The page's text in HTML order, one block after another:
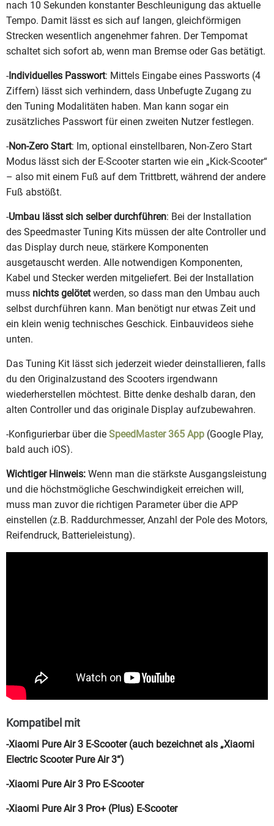
nach 10 Sekunden konstanter Beschleunigung das aktuelle
Tempo. Damit lässt es sich auf langen, gleichförmigen
Strecken wesentlich angenehmer fahren. Der Tempomat
schaltet sich sofort ab, wenn man Bremse oder Gas betätigt.
-Individuelles Passwort: Mittels Eingabe eines Passworts (4
Ziffern) lässt sich verhindern, dass Unbefugte Zugang zu
den Tuning Modalitäten haben. Man kann sogar ein
zusätzliches Passwort für einen zweiten Nutzer festlegen.
-Non-Zero Start: Im, optional einstellbaren, Non-Zero Start
Modus lässt sich der E-Scooter starten wie ein „Kick-Scooter“
– also mit einem Fuß auf dem Trittbrett, während der andere
Fuß abstößt.
-Umbau lässt sich selber durchführen: Bei der Installation
des Speedmaster Tuning Kits müssen der alte Controller und
das Display durch neue, stärkere Komponenten
ausgetauscht werden. Alle notwendigen Komponenten,
Kabel und Stecker werden mitgeliefert. Bei der Installation
muss nichts gelötetwerden, so dass man den Umbau auch
selbst durchführen kann. Man benötigt nur etwas Zeit und
ein klein wenig technisches Geschick. Einbauvideos siehe
unten.
Das Tuning Kit lässt sich jederzeit wieder deinstallieren, falls
du den Originalzustand des Scooters irgendwann
wiederherstellen möchtest. Bitte denke deshalb daran, den
alten Controller und das originale Display aufzubewahren.
-Konfigurierbar über die SpeedMaster 365 App (Google Play,
bald auch iOS).
Wichtiger Hinweis: Wenn man die stärkste Ausgangsleistung
und die höchstmögliche Geschwindigkeit erreichen will,
muss man zuvor die richtigen Parameter über die APP
einstellen (z.B. Raddurchmesser, Anzahl der Pole des Motors,
Reifendruck, Batterieleistung).
Kompatibel mit
-Xiaomi Pure Air 3 E-Scooter (auch bezeichnet als „Xiaomi
Electric Scooter Pure Air 3“)
-Xiaomi Pure Air 3 Pro E-Scooter
-Xiaomi Pure Air 3 Pro+ (Plus) E-Scooter